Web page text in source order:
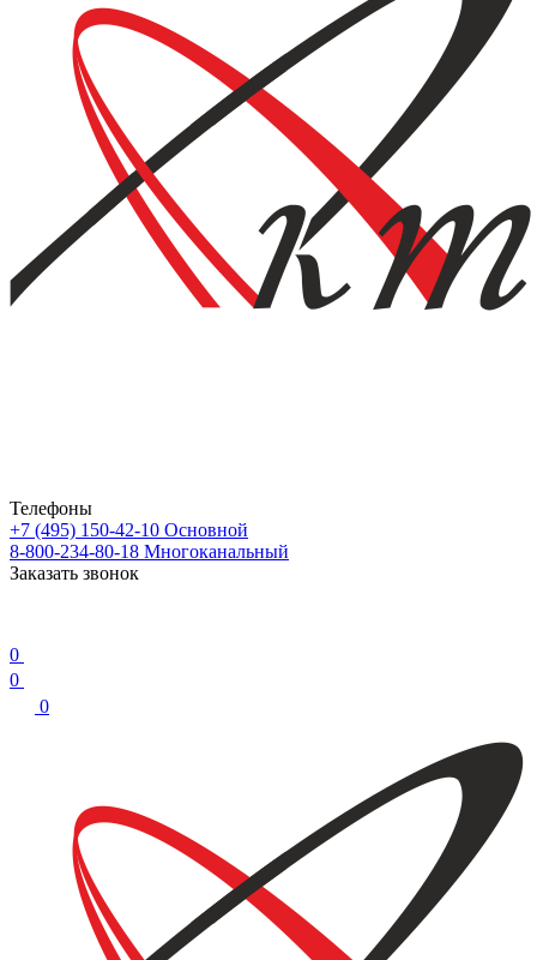
Телефоны
+7 (495) 150-42-10 Основной
8-800-234-80-18 Многоканальный
Заказать звонок
0
0
0